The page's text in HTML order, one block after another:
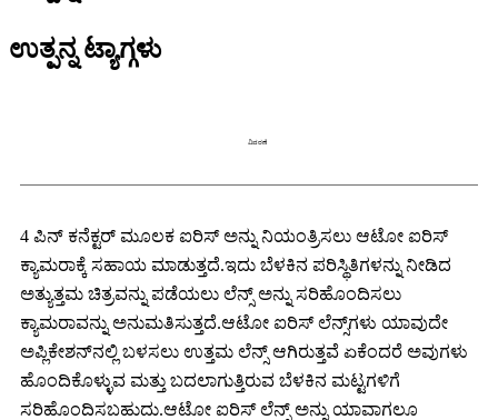
ಉತ್ಪನ್ನ ಟ್ಯಾಗ್ಗಳು
ವಿವರಣೆ
4 ಪಿನ್ ಕನೆಕ್ಟರ್ ಮೂಲಕ ಐರಿಸ್ ಅನ್ನು ನಿಯಂತ್ರಿಸಲು ಆಟೋ ಐರಿಸ್
ಕ್ಯಾಮರಾಕ್ಕೆ ಸಹಾಯ ಮಾಡುತ್ತದೆ.ಇದು ಬೆಳಕಿನ ಪರಿಸ್ಥಿತಿಗಳನ್ನು ನೀಡಿದ
ಅತ್ಯುತ್ತಮ ಚಿತ್ರವನ್ನು ಪಡೆಯಲು ಲೆನ್ಸ್ ಅನ್ನು ಸರಿಹೊಂದಿಸಲು
ಕ್ಯಾಮರಾವನ್ನು ಅನುಮತಿಸುತ್ತದೆ.ಆಟೋ ಐರಿಸ್ ಲೆನ್ಸ್‌ಗಳು ಯಾವುದೇ
ಅಪ್ಲಿಕೇಶನ್‌ನಲ್ಲಿ ಬಳಸಲು ಉತ್ತಮ ಲೆನ್ಸ್ ಆಗಿರುತ್ತವೆ ಏಕೆಂದರೆ ಅವುಗಳು
ಹೊಂದಿಕೊಳ್ಳುವ ಮತ್ತು ಬದಲಾಗುತ್ತಿರುವ ಬೆಳಕಿನ ಮಟ್ಟಗಳಿಗೆ
ಸರಿಹೊಂದಿಸಬಹುದು.ಆಟೋ ಐರಿಸ್ ಲೆನ್ಸ್ ಅನ್ನು ಯಾವಾಗಲೂ